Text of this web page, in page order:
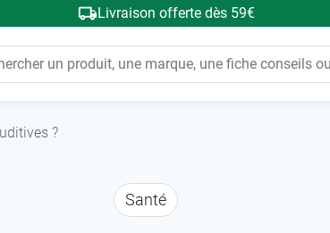
Livraison offerte dès 59€
?
Santé